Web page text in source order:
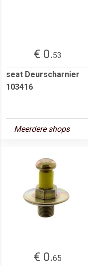
€ 0.53
seat Deurscharnier
103416
Meerdere shops
€ 0.65